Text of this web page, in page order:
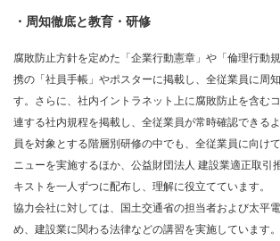
・周知徹底と教育・研修
腐敗防止方針を定めた「企業行動憲章」や「倫理行動
携の「社員手帳」やポスターに掲載し、全従業員に周
す。さらに、社内イントラネット上に腐敗防止を含む
連する社内規程を掲載し、全従業員が常時確認できる
員を対象とする階層別研修の中でも、全従業員に向け
ニューを実施するほか、公益財団法人 建設業適正取引
キストを一人ずつに配布し、理解に役立てています。
協力会社に対しては、国土交通省の担当者および太平
め、建設業に関わる法律などの講習を実施しています。